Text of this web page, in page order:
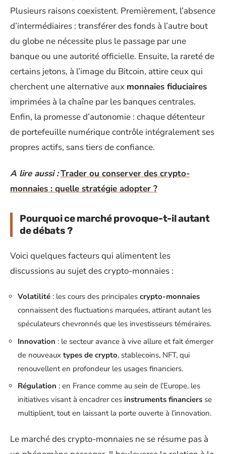
Plusieurs raisons coexistent. Premièrement, l’absence
d’intermédiaires : transférer des fonds à l’autre bout
du globe ne nécessite plus le passage par une
banque ou une autorité officielle. Ensuite, la rareté de
certains jetons, à l’image du Bitcoin, attire ceux qui
cherchent une alternative aux monnaies fiduciaires
imprimées à la chaîne par les banques centrales.
Enfin, la promesse d’autonomie : chaque détenteur
de portefeuille numérique contrôle intégralement ses
propres actifs, sans tiers de confiance.
A lire aussi :Trader ou conserver des crypto-
monnaies : quelle stratégie adopter ?
Pourquoi ce marché provoque-t-il autant
de débats ?
Voici quelques facteurs qui alimentent les
discussions au sujet des crypto-monnaies :
Volatilité : les cours des principales crypto-monnaies
connaissent des fluctuations marquées, attirant autant les
spéculateurs chevronnés que les investisseurs téméraires.
Innovation : le secteur avance à vive allure et fait émerger
de nouveaux types de crypto, stablecoins, NFT, qui
renouvellent en profondeur les usages financiers.
Régulation : en France comme au sein de l’Europe, les
initiatives visant à encadrer ces instruments financiers se
multiplient, tout en laissant la porte ouverte à l’innovation.
Le marché des crypto-monnaies ne se résume pas à